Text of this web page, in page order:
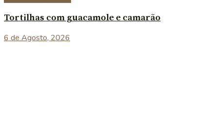
Tortilhas com guacamole e camarão
6 de Agosto, 2026